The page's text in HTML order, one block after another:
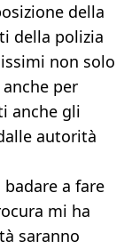
della
della polizia
non solo
per
anche gli
autorità
a fare
mi ha
saranno